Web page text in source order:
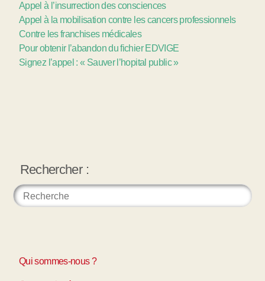
Appel à l’insurrection des consciences
Appel à la mobilisation contre les cancers professionnels
Contre les franchises médicales
Pour obtenir l’abandon du fichier EDVIGE
Signez l’appel : « Sauver l’hopital public »
Rechercher :
Qui sommes-nous ?